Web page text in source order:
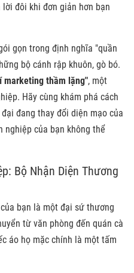
đôi khi đơn giản hơn bạn
gọn trong định nghĩa "quần
bộ cánh rập khuôn, gò bó.
marketing thầm lặng", một
Hãy cùng khám phá cách
đang thay đổi diện mạo của
nghiệp của bạn không thể
Bộ Nhận Diện Thương
bạn là một đại sứ thương
từ văn phòng đến quán cà
áo họ mặc chính là một tấm